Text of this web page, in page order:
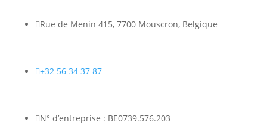
Rue de Menin 415, 7700 Mouscron, Belgique
+32 56 34 37 87
N° d’entreprise : BE0739.576.203